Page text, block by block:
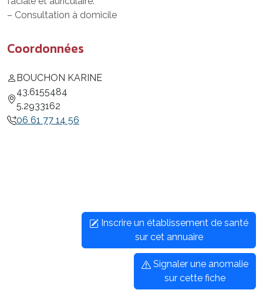
– Consultation à domicile
Coordonnées
BOUCHON KARINE
43.6155484
5.2933162
06 61 77 14 56
Inscrire un établissement de santé
sur cet annuaire
Signaler une anomalie
sur cette fiche